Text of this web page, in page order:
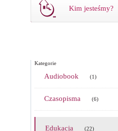
Kim jesteśmy?
Kategorie
Audiobook (1)
Czasopisma (6)
Edukacja (22)